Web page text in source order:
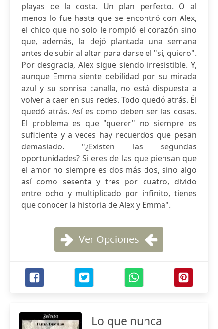
playas de la costa. Un plan perfecto. O al
menos lo fue hasta que se encontró con Alex,
el chico que no solo le rompió el corazón sino
que, además, la dejó plantada una semana
antes de subir al altar para darse el "sí, quiero".
Por desgracia, Alex sigue siendo irresistible. Y,
aunque Emma siente debilidad por su mirada
azul y su sonrisa canalla, no está dispuesta a
volver a caer en sus redes. Todo quedó atrás. Él
quedó atrás. Así es como deben ser las cosas.
El problema es que "querer" no siempre es
suficiente y a veces hay recuerdos que pesan
demasiado. "¿Existen las segundas
oportunidades? Si eres de las que piensan que
el amor no siempre es dos más dos, sino algo
así como sesenta y tres por cuatro, divido
entre ocho y multiplicado por infinito, tienes
que conocer la historia de Alex y Emma".
Ver Opciones
Lo que nunca